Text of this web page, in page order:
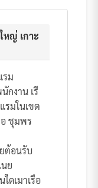
หญ่ เกาะ
รม
กงาน เรี
รมในเขต
อ ชุมพร
ต้อนรับ
ย
ดเมาเรือ